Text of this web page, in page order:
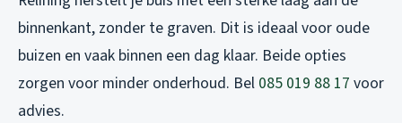
binnenkant, zonder te graven. Dit is ideaal voor oude
buizen en vaak binnen een dag klaar. Beide opties
zorgen voor minder onderhoud. Bel 085 019 88 17 voor
advies.